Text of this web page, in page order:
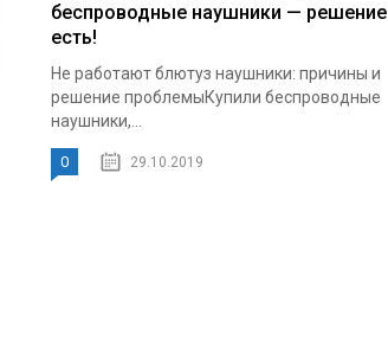
беспроводные наушники — решение
есть!
Не работают блютуз наушники: причины и
решение проблемыКупили беспроводные
наушники,...
0 29.10.2019